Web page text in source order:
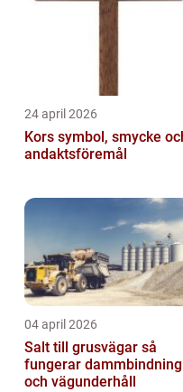
24 april 2026
Kors symbol, smycke och
andaktsföremål
04 april 2026
Salt till grusvägar så
fungerar dammbindning
och vägunderhåll